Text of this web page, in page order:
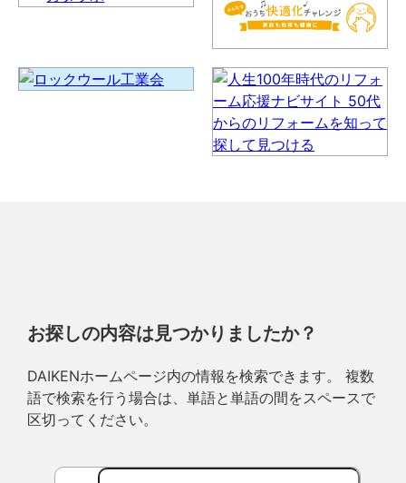
お探しの内容は見つかりましたか？
DAIKENホームページ内の情報を検索できます。 複数
語で検索を行う場合は、単語と単語の間をスペースで
区切ってください。